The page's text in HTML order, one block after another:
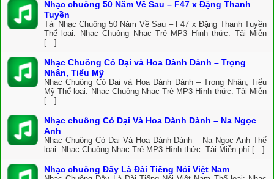
Nhạc chuông 50 Năm Về Sau – F47 x Đặng Thanh
Tuyền
Tải Nhạc Chuông 50 Năm Về Sau – F47 x Đặng Thanh Tuyền
Thể loại: Nhạc Chuông Nhạc Trẻ MP3 Hình thức: Tải Miễn
[…]
Nhạc Chuông Cỏ Dại và Hoa Dành Dành – Trọng
Nhân, Tiểu Mỹ
Nhạc Chuông Cỏ Dại và Hoa Dành Dành – Trọng Nhân, Tiểu
Mỹ Thể loại: Nhạc Chuông Nhạc Trẻ MP3 Hình thức: Tải Miễn
[…]
Nhạc chuông Cỏ Dại Và Hoa Dành Dành – Na Ngọc
Anh
Nhạc Chuông Cỏ Dại Và Hoa Dành Dành – Na Ngọc Anh Thể
loại: Nhạc Chuông Nhạc Trẻ MP3 Hình thức: Tải Miễn phí […]
Nhạc chuông Đây Là Đài Tiếng Nói Việt Nam